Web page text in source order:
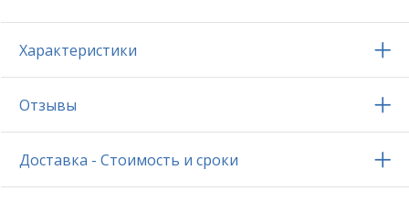
Характеристики
Отзывы
Доставка - Стоимость и сроки